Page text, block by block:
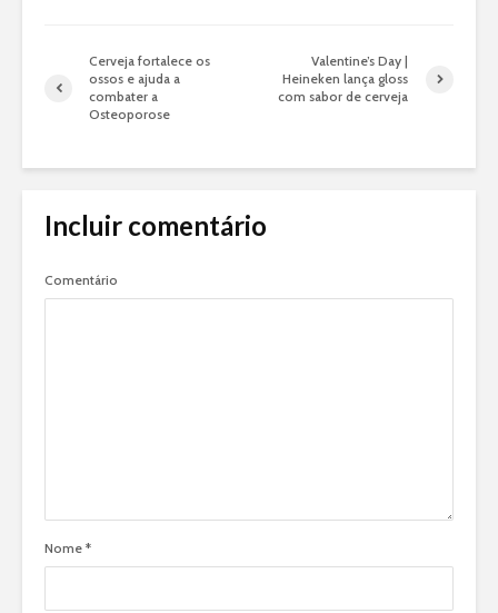
Cerveja fortalece os
ossos e ajuda a
combater a
Osteoporose
Valentine’s Day |
Heineken lança gloss
com sabor de cerveja
Incluir comentário
Comentário
Nome *